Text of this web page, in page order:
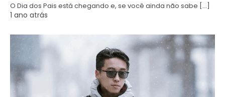
O Dia dos Pais está chegando e, se você ainda não sabe […]
1 ano atrás